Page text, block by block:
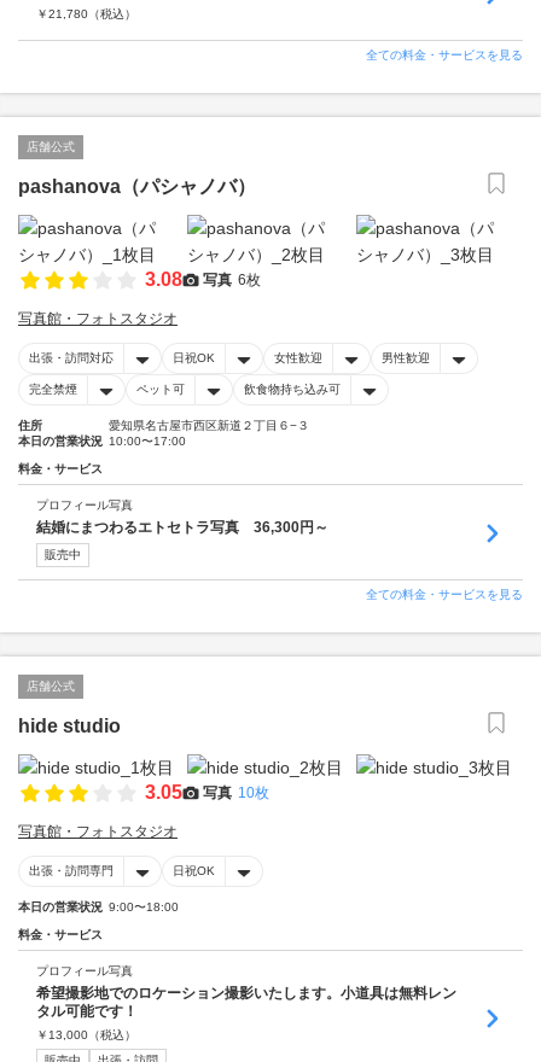
￥21,780 （税込）
全ての料金・サービスを見る
店舗公式
pashanova（パシャノバ）
3.08 写真 6枚
写真館・フォトスタジオ
出張・訪問対応 日祝OK 女性歓迎 男性歓迎
完全禁煙 ペット可 飲食物持ち込み可
住所
愛知県名古屋市西区新道２丁目６−３
本日の営業状況 10:00〜17:00
料金・サービス
プロフィール写真
結婚にまつわるエトセトラ写真 36,300円～
販売中
全ての料金・サービスを見る
店舗公式
hide studio
3.05 写真 10枚
写真館・フォトスタジオ
出張・訪問専門 日祝OK
本日の営業状況 9:00〜18:00
料金・サービス
プロフィール写真
希望撮影地でのロケーション撮影いたします。小道具は無料レン
タル可能です！
￥ 13,000 （税込）